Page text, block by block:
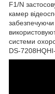
F1/N
камер
системи
DS-